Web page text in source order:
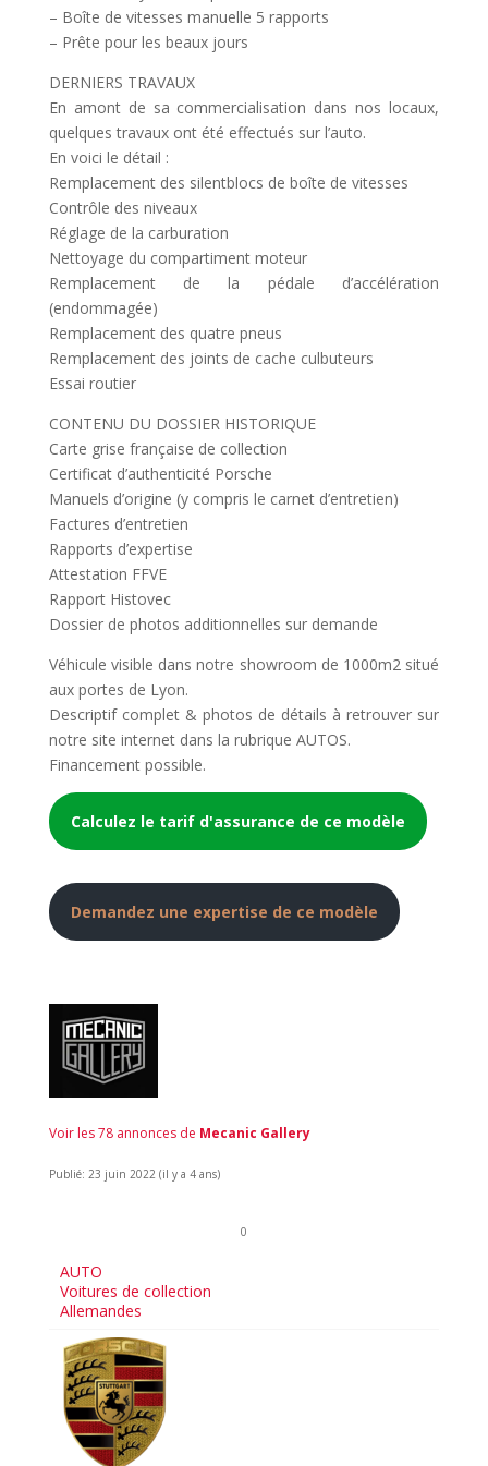
– Boîte de vitesses manuelle 5 rapports
– Prête pour les beaux jours
DERNIERS TRAVAUX
En amont de sa commercialisation dans nos locaux,
quelques travaux ont été effectués sur l’auto.
En voici le détail :
Remplacement des silentblocs de boîte de vitesses
Contrôle des niveaux
Réglage de la carburation
Nettoyage du compartiment moteur
Remplacement de la pédale d’accélération
(endommagée)
Remplacement des quatre pneus
Remplacement des joints de cache culbuteurs
Essai routier
CONTENU DU DOSSIER HISTORIQUE
Carte grise française de collection
Certificat d’authenticité Porsche
Manuels d’origine (y compris le carnet d’entretien)
Factures d’entretien
Rapports d’expertise
Attestation FFVE
Rapport Histovec
Dossier de photos additionnelles sur demande
Véhicule visible dans notre showroom de 1000m2 situé
aux portes de Lyon.
Descriptif complet & photos de détails à retrouver sur
notre site internet dans la rubrique AUTOS.
Financement possible.
Calculez le tarif d'assurance de ce modèle
Demandez une expertise de ce modèle
Voir les 78 annonces de Mecanic Gallery
Publié: 23 juin 2022 (il y a 4 ans)
0
AUTO
Voitures de collection
Allemandes